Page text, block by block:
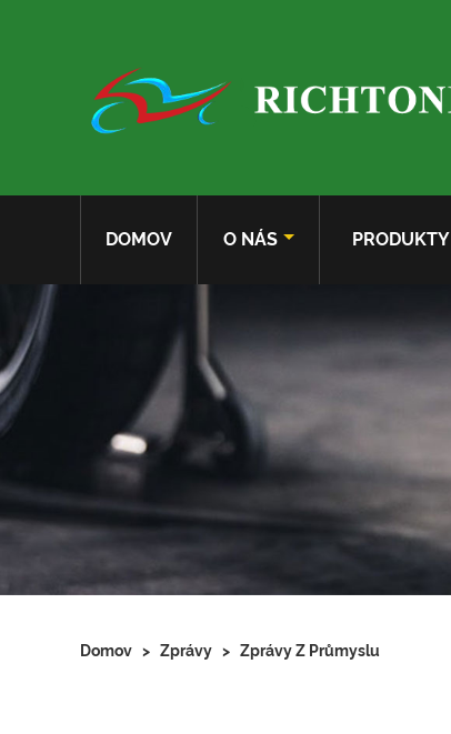
DOMOV O NÁS PRODUKTY
Domov > Zprávy > Zprávy Z Průmyslu